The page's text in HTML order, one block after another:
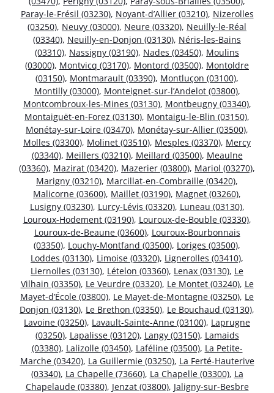
Paray-le-Frésil (03230), Noyant-d’Allier (03210), Nizerolles
(03250), Neuvy (03000), Neure (03320), Neuilly-le-Réal
(03340), Neuilly-en-Donjon (03130), Néris-les-Bains
(03310), Nassigny (03190), Nades (03450), Moulins
(03000), Montvicq (03170), Montord (03500), Montoldre
(03150), Montmarault (03390), Montluçon (03100),
Montilly (03000), Monteignet-sur-l’Andelot (03800),
Montcombroux-les-Mines (03130), Montbeugny (03340),
Montaiguët-en-Forez (03130), Montaigu-le-Blin (03150),
Monétay-sur-Loire (03470), Monétay-sur-Allier (03500),
Molles (03300), Molinet (03510), Mesples (03370), Mercy
(03340), Meillers (03210), Meillard (03500), Meaulne
(03360), Mazirat (03420), Mazerier (03800), Mariol (03270),
Marigny (03210), Marcillat-en-Combraille (03420),
Malicorne (03600), Maillet (03190), Magnet (03260),
Lusigny (03230), Lurcy-Lévis (03320), Luneau (03130),
Louroux-Hodement (03190), Louroux-de-Bouble (03330),
Louroux-de-Beaune (03600), Louroux-Bourbonnais
(03350), Louchy-Montfand (03500), Loriges (03500),
Loddes (03130), Limoise (03320), Lignerolles (03410),
Liernolles (03130), Lételon (03360), Lenax (03130), Le
Vilhain (03350), Le Veurdre (03320), Le Montet (03240), Le
Mayet-d’École (03800), Le Mayet-de-Montagne (03250), Le
Donjon (03130), Le Brethon (03350), Le Bouchaud (03130),
Lavoine (03250), Lavault-Sainte-Anne (03100), Laprugne
(03250), Lapalisse (03120), Langy (03150), Lamaids
(03380), Lalizolle (03450), Laféline (03500), La Petite-
Marche (03420), La Guillermie (03250), La Ferté-Hauterive
(03340), La Chapelle (73660), La Chapelle (03300), La
Chapelaude (03380), Jenzat (03800), Jaligny-sur-Besbre